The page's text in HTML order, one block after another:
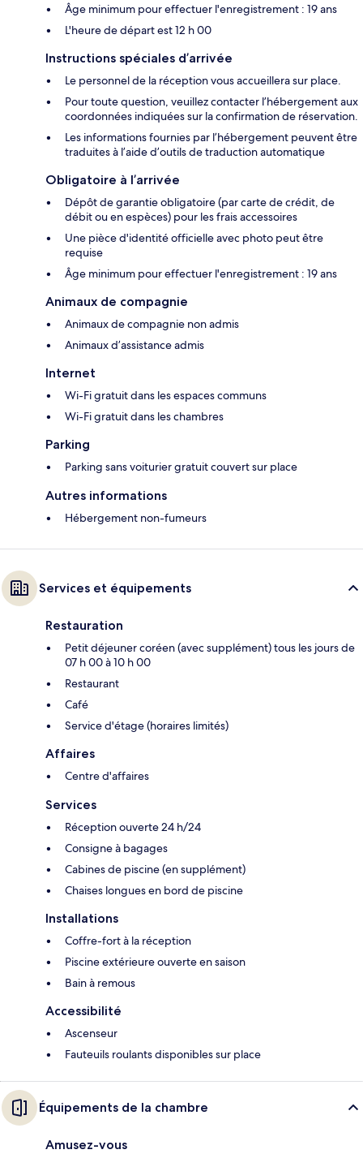
Âge minimum pour effectuer l'enregistrement : 19 ans
L'heure de départ est 12 h 00
Instructions spéciales d’arrivée
Le personnel de la réception vous accueillera sur place.
Pour toute question, veuillez contacter l’hébergement aux
coordonnées indiquées sur la confirmation de réservation.
Les informations fournies par l’hébergement peuvent être
traduites à l’aide d’outils de traduction automatique
Obligatoire à l’arrivée
Dépôt de garantie obligatoire (par carte de crédit, de
débit ou en espèces) pour les frais accessoires
Une pièce d'identité officielle avec photo peut être
requise
Âge minimum pour effectuer l'enregistrement : 19 ans
Animaux de compagnie
Animaux de compagnie non admis
Animaux d’assistance admis
Internet
Wi-Fi gratuit dans les espaces communs
Wi-Fi gratuit dans les chambres
Parking
Parking sans voiturier gratuit couvert sur place
Autres informations
Hébergement non-fumeurs
Services et équipements
Restauration
Petit déjeuner coréen (avec supplément) tous les jours de
07 h 00 à 10 h 00
Restaurant
Café
Service d'étage (horaires limités)
Affaires
Centre d'affaires
Services
Réception ouverte 24 h/24
Consigne à bagages
Cabines de piscine (en supplément)
Chaises longues en bord de piscine
Installations
Coffre-fort à la réception
Piscine extérieure ouverte en saison
Bain à remous
Accessibilité
Ascenseur
Fauteuils roulants disponibles sur place
Équipements de la chambre
Amusez-vous